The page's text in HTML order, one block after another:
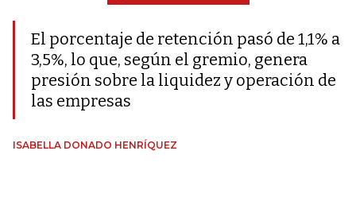
El porcentaje de retención pasó de 1,1% a
3,5%, lo que, según el gremio, genera
presión sobre la liquidez y operación de
las empresas
ISABELLA DONADO HENRÍQUEZ